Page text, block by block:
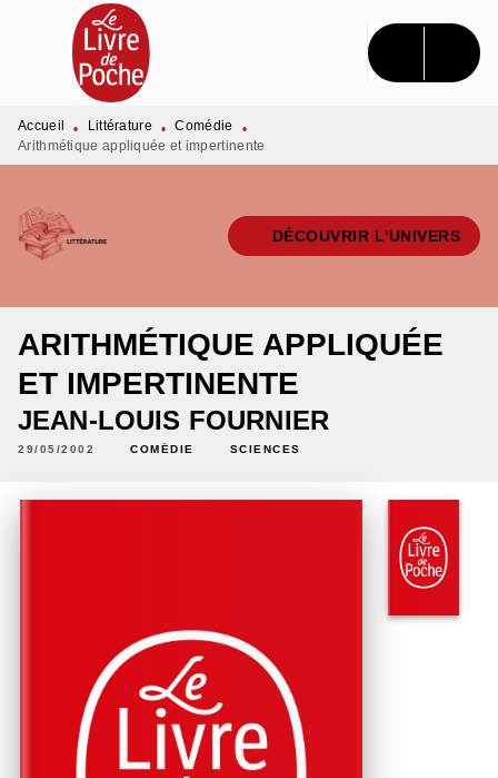
MENU RECHERCHE CONTENU
PIED DE PAGE
Accueil • Littérature • Comédie
•
Arithmétique appliquée et impertinente
DÉCOUVRIR L'UNIVERS
ARITHMÉTIQUE APPLIQUÉE
ET IMPERTINENTE
JEAN-LOUIS FOURNIER
29/05/2002 COMÉDIE SCIENCES